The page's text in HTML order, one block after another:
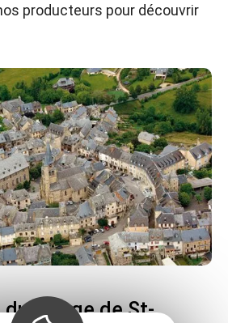
producteurs pour découvrir
du village de St-